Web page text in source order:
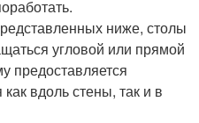
ниже, столы
угловой или прямой
предоставляется
вдоль стены, так и в